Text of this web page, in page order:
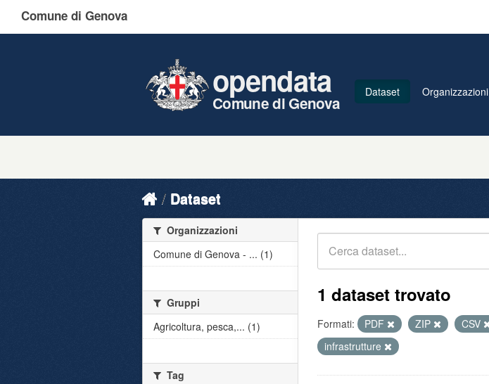
Comune di Genova
opendata
Comune di Genova
Dataset Organizzazioni
Dataset
1 dataset trovato
Formati: PDF ZIP CSV
infrastrutture
Organizzazioni
Comune di Genova - ... (1)
Gruppi
Agricoltura, pesca,... (1)
Tag